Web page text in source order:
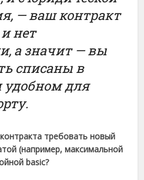
— ваш контракт
нет
а значит — вы
списаны в
для
требовать новый
(например, максимальной
basic?